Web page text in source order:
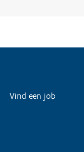
Vind een job